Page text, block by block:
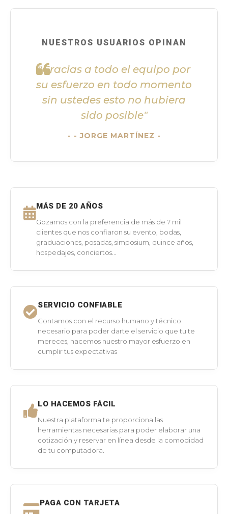
NUESTROS USUARIOS OPINAN
"Gracias a todo el equipo por
su esfuerzo en todo momento
sin ustedes esto no hubiera
sido posible"
- JORGE MARTÍNEZ -
MÁS DE 20 AÑOS
Gozamos con la preferencia de más de 7 mil
clientes que nos confiaron su evento, bodas,
graduaciones, posadas, simposium, quince años,
hospedajes, conciertos...
SERVICIO CONFIABLE
Contamos con el recurso humano y técnico
necesario para poder darte el servicio que tu te
mereces, hacemos nuestro mayor esfuerzo en
cumplir tus expectativas
LO HACEMOS FÁCIL
Nuestra plataforma te proporciona las
herramientas necesarias para poder elaborar una
cotización y reservar en línea desde la comodidad
de tu computadora.
PAGA CON TARJETA